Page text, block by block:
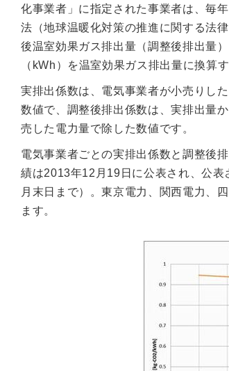
化事業者」に指定された事業者は、毎
法（地球温暖化対策の推進に関する法
後温室効果ガス排出量（調整後排出量
（kWh）を温室効果ガス排出量に換算
実排出係数は、電気事業者が小売りし
数値で、調整後排出係数は、実排出量
売した電力量で除した数値です。
電気事業者ごとの実排出係数と調整後
績は2013年12月19日に公表され、公
月末日まで）。東京電力、関西電力、
ます。